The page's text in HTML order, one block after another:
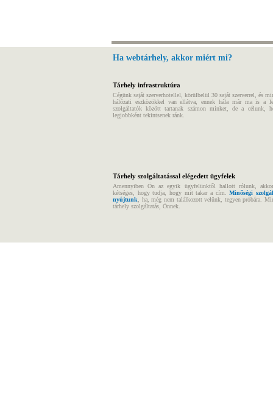
Ha webtárhely, akkor miért mi?
Tárhely infrastruktúra
Cégünk saját szerverhotellel, körülbelül 30 saját szerverrel, és
hálózati eszközökkel van ellátva, ennek hála már ma is a
szolgáltatók között tartanak számon minket, de a célunk,
legjobbként tekintsenek ránk.
Tárhely szolgáltatással elégedett ügyfelek
Amennyiben Ön az egyik ügyfelünktől hallott rólunk,
kétséges, hogy tudja, hogy mit takar a cím.Minőségi
nyújtunk , ha, még nem találkozott velünk, tegyen próbára.
tárhely szolgáltatás, Önnek.